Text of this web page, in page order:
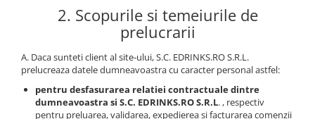
2. Scopurile si temeiurile de
prelucrarii
A. Daca sunteti client al site-ului, S.C. EDRINKS.RO S.R.L.
prelucreaza datele dumneavoastra cu caracter personal astfel:
pentru desfasurarea relatiei contractuale dintre
dumneavoastra si S.C. EDRINKS.RO S.R.L. , respectiv
pentru preluarea, validarea, expedierea si facturarea comenzii